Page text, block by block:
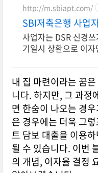
http://m.sbiapt.com/
SBI저축은행 사업
트레스DSR 고민 그
사업자는 DSR 신경
기일시 상환으로 이자
내 집 마련이라는 꿈
니다. 하지만, 그 과정
면 한숨이 나오는 경
은 경우에는 더욱 그
트 담보 대출을 이용
될 수 있습니다. 이번
의 개념, 이자율 결정